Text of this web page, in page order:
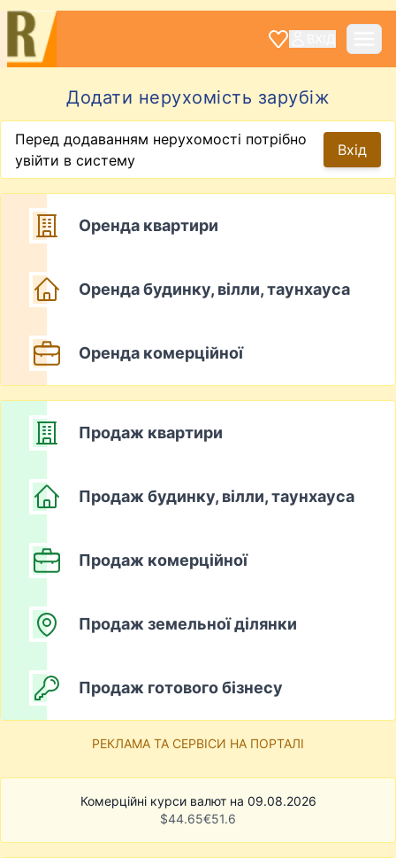
Додати нерухомість зарубіж
Перед додаванням нерухомості потрібно
увійти в систему
Вхід
Оренда квартири
Оренда будинку, вілли, таунхауса
Оренда комерційної
Продаж квартири
Продаж будинку, вілли, таунхауса
Продаж комерційної
Продаж земельної ділянки
Продаж готового бізнесу
РЕКЛАМА ТА СЕРВІСИ НА ПОРТАЛІ
Комерційні курси валют на 09.08.2026
$44.65€51.6